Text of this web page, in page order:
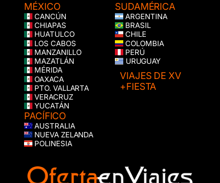
MÉXICO
CANCÚN
CHIAPAS
HUATULCO
LOS CABOS
MANZANILLO
MAZATLÁN
MÉRIDA
OAXACA
PTO. VALLARTA
VERACRUZ
YUCATÁN
PACÍFICO
AUSTRALIA
NUEVA ZELANDA
POLINESIA
SUDAMÉRICA
ARGENTINA
BRASIL
CHILE
COLOMBIA
PERÚ
URUGUAY
VIAJES DE XV
+FIESTA